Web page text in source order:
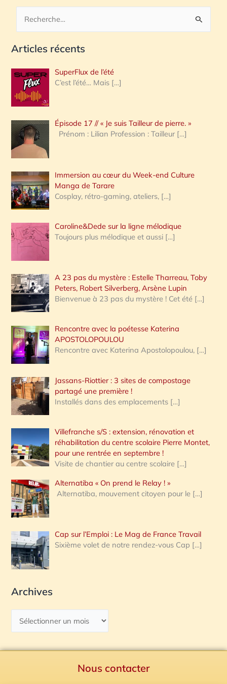
c
e
r
c
h
e
:
Articles récents
SuperFlux de l’été
C’est l’été… Mais […]
Épisode 17 // « Je suis Tailleur de pierre. »
Prénom : Lilian Profession : Tailleur […]
Immersion au cœur du Week-end Culture
Manga de Tarare
Cosplay, rétro-gaming, ateliers, […]
Caroline&Dede sur la ligne mélodique
Toujours plus mélodique et aussi […]
A 23 pas du mystère : Estelle Tharreau, Toby
Peters, Robert Silverberg, Arsène Lupin
Bienvenue à 23 pas du mystère ! Cet été […]
Rencontre avec la poétesse Katerina
APOSTOLOPOULOU
Rencontre avec Katerina Apostolopoulou, […]
Jassans-Riottier : 3 sites de compostage
partagé une première !
Installés dans des emplacements […]
Villefranche s/S : extension, rénovation et
réhabilitation du centre scolaire Pierre Montet,
pour une rentrée en septembre !
Visite de chantier au centre scolaire […]
Alternatiba « On prend le Relay ! »
Alternatiba, mouvement citoyen pour le […]
Cap sur l’Emploi : Le Mag de France Travail
Sixième volet de notre rendez-vous Cap […]
Archives
Nous contacter